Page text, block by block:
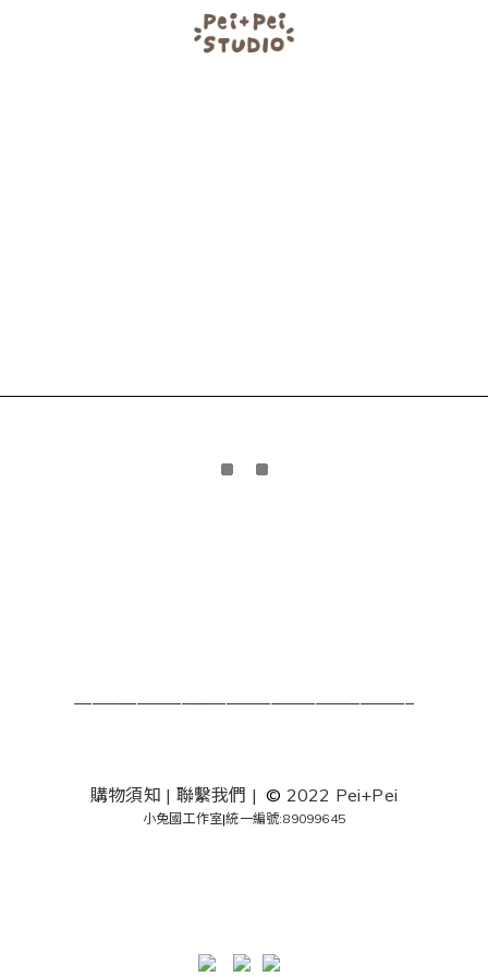
購物須知 | 聯繫我們 |© 2022 Pei+Pei
小兔國工作室|統一編號:89099645